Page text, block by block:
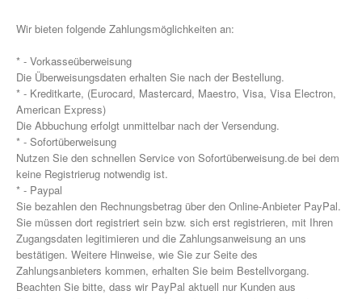
Wir bieten folgende Zahlungsmöglichkeiten an:
* - Vorkasseüberweisung
Die Überweisungsdaten erhalten Sie nach der Bestellung.
* - Kreditkarte, (Eurocard, Mastercard, Maestro, Visa, Visa Electron,
American Express)
Die Abbuchung erfolgt unmittelbar nach der Versendung.
* - Sofortüberweisung
Nutzen Sie den schnellen Service von Sofortüberweisung.de bei dem
keine Registrierug notwendig ist.
* - Paypal
Sie bezahlen den Rechnungsbetrag über den Online-Anbieter PayPal.
Sie müssen dort registriert sein bzw. sich erst registrieren, mit Ihren
Zugangsdaten legitimieren und die Zahlungsanweisung an uns
bestätigen. Weitere Hinweise, wie Sie zur Seite des
Zahlungsanbieters kommen, erhalten Sie beim Bestellvorgang.
Beachten Sie bitte, dass wir PayPal aktuell nur Kunden aus